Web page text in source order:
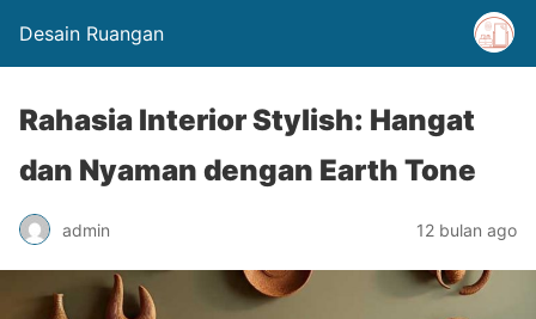
Desain Ruangan
Rahasia Interior Stylish: Hangat
dan Nyaman dengan Earth Tone
admin 12 bulan ago